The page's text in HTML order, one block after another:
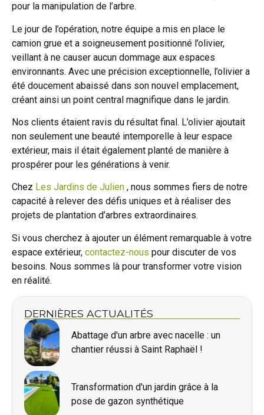
DERNIÈRES ACTUALITÉS
Abattage d'un arbre avec nacelle : un
chantier réussi à Saint Raphaël !
Transformation d'un jardin grâce à la
pose de gazon synthétique
pour la manipulation de l’arbre.
Le jour de l’opération, notre équipe a mis en place le
camion grue et a soigneusement positionné l’olivier,
veillant à ne causer aucun dommage aux espaces
environnants. Avec une précision exceptionnelle, l’olivier a
été doucement abaissé dans son nouvel emplacement,
créant ainsi un point central magnifique dans le jardin.
Nos clients étaient ravis du résultat final. L’olivier ajoutait
non seulement une beauté intemporelle à leur espace
extérieur, mais il était également planté de manière à
prospérer pour les générations à venir.
Chez Les Jardins de Julien , nous sommes fiers de notre
capacité à relever des défis uniques et à réaliser des
projets de plantation d’arbres extraordinaires.
Si vous cherchez à ajouter un élément remarquable à votre
espace extérieur, contactez-nous pour discuter de vos
besoins. Nous sommes là pour transformer votre vision
en réalité.